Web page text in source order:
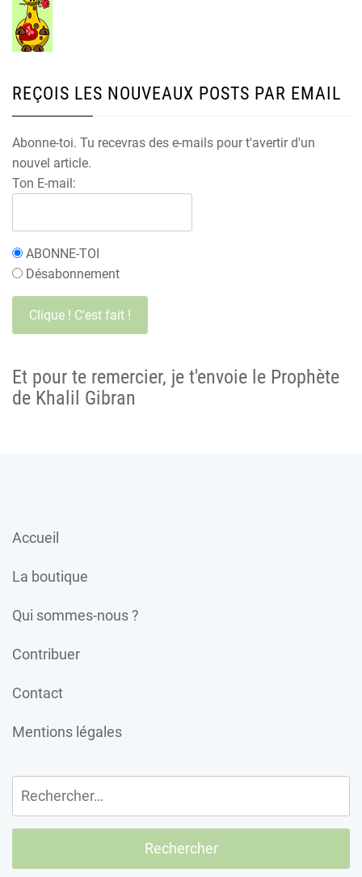
REÇOIS LES NOUVEAUX POSTS PAR EMAIL
Abonne-toi. Tu recevras des e-mails pour t'avertir d'un
nouvel article.
Ton E-mail:
ABONNE-TOI
Désabonnement
Et pour te remercier, je t'envoie le Prophète
de Khalil Gibran
Accueil
La boutique
Qui sommes-nous ?
Contribuer
Contact
Mentions légales
Rechercher :